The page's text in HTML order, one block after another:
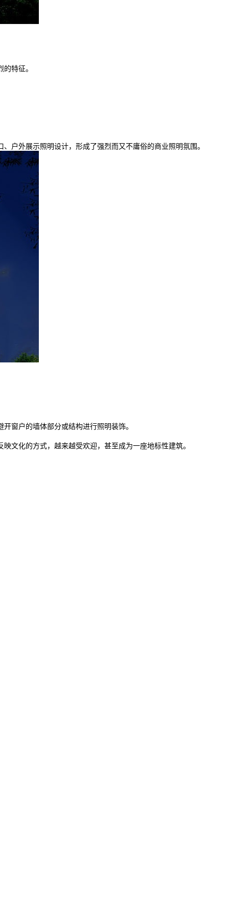
特征。
外展示照明设计，形成了强烈而又不庸俗的商业照明氛围。
窗户的墙体部分或结构进行照明装饰。
化的方式，越来越受欢迎，甚至成为一座地标性建筑。